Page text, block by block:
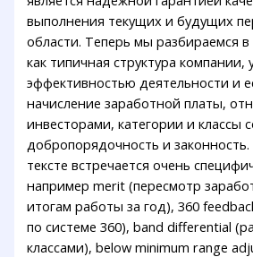
выполнения текущих и будущих
области. Теперь мы разбираемся в
как типичная структура компании,
эффективностью деятельности и
начисление заработной платы,
инвесторами, категории и классы
добропорядочность и
тексте встречается очень
например merit (пересмотр
итогам работы за год), 360
по системе 360), band differential
классами), below minimum range